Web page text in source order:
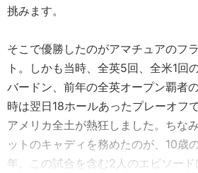
挑みます。
そこで優勝したのがアマチュアのフ
ト。しかも当時、全英5回、全米1回
バードン、前年の全英オープン覇者
時は翌日18ホールあったプレーオフ
アメリカ全土が熱狂しました。ちな
ットのキャディを務めたのが、10歳
年。この試合を含む2人のエピソー